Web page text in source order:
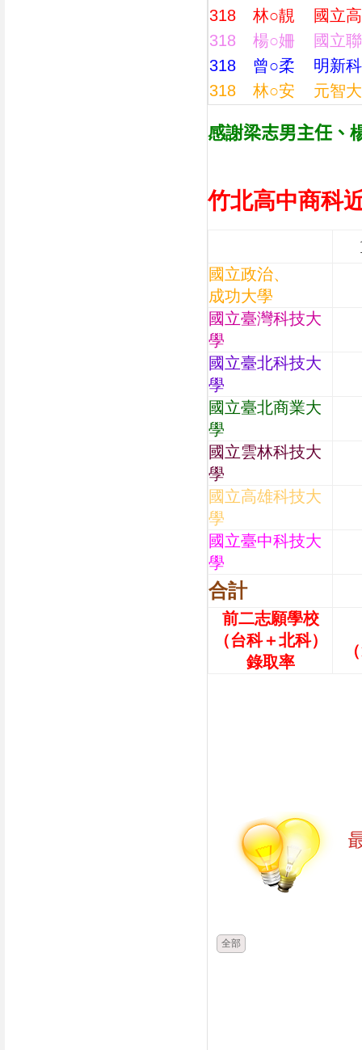
318
林○靚
國立
318
楊○姍
國立
318
曾○柔
明新
318
林○安 元智
感謝梁志男主任、
竹北高中商科
國立政治、
成功大學
國立臺灣科技大
學
國立臺北科技大
學
國立臺北商業大
學
國立雲林科技大
學
國立高雄科技大
學
國立臺中科技大
學
合計
前二志願學校
（台科＋北科）
錄取率
全部